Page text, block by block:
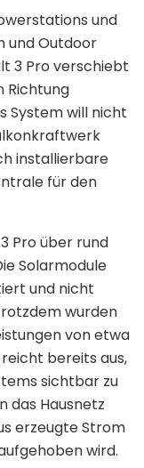
und
und Outdoor
3 Pro verschiebt
Richtung
System will nicht
installierbare
für den
Pro über rund
Solarmodule
und nicht
wurden
von etwa
bereits aus,
sichtbar zu
das Hausnetz
erzeugte Strom
wird.